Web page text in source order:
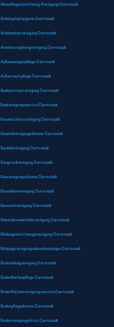
Altenpflegereinrichtung Reinigung Darmstadt
Arbeitsplatzhygiene Darmstadt
Arbeitsplatzreinigung Darmstadt
Arbeitsumgebungreinigung Darmstadt
Außenanlagenpflege Darmstadt
Außenraumpflege Darmstadt
Badezimmerreinigung Darmstadt
Badreinigungsservice Darmstadt
Bauabschlussreinigung Darmstadt
Bauendreinigungsdienste Darmstadt
Baufeldreinigung Darmstadt
Baugrundreinigung Darmstadt
Baureinigungsdienste Darmstadt
Baustellenreinigung Darmstadt
Bauwerkreinigung Darmstadt
Behördenunterhaltsreinigung Darmstadt
Bildungseinrichtungsreinigung Darmstadt
Bildungsreinigungsdienstleistungen Darmstadt
Bodenbelagreinigung Darmstadt
Bodenflächenpflege Darmstadt
Bodenflächenreinigungsservice Darmstadt
Bodenpflegedienste Darmstadt
Bodenreinigungsfirma Darmstadt